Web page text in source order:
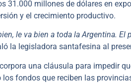
31.000 millones de dólares en
y el crecimiento productivo.
le va bien a toda la Argentina.
la legisladora santafesina al
una cláusula para impedir
fondos que reciben las